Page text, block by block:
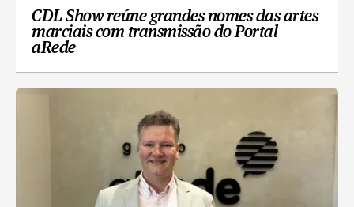
CDL Show reúne grandes nomes das artes
marciais com transmissão do Portal
aRede